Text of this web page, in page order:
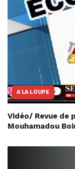
A LA LOUPE
Vidéo/ Revue de
Mouhamadou